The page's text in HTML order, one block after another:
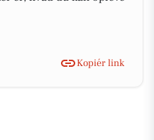
Kopiér link